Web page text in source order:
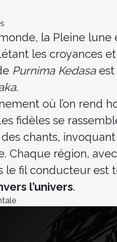
la Pleine
les croyances
Purnima Kedasaest
.
où l’on rend
fidèles se
chants,
Chaque région,
le fil conducteur est
l’univers.